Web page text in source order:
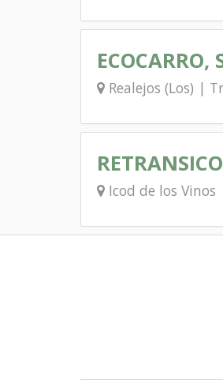
ECOCARRO,
Realejos (Los) |
Icod de los